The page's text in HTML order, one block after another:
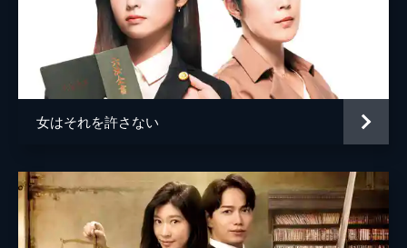
#6 常磐市長出馬断念！運命の市長選の行
方は？
晴之は、常磐市長を正式に告発し、警察は傷
害事件として捜査し始めた。そんな晴之に三
池は告発を取り下げるように忠告するが、泣
#7 談合疑惑に収賄まで・・・不正に立ち
向かえ！
市役所内の土地開発公社に出向になった晴之
は、以前啖呵を切った住吉課長の下で働くこ
岡嶋純一
脚本 大林利江子
小川眞住枝
音楽 河野伸
女はそれを許さない